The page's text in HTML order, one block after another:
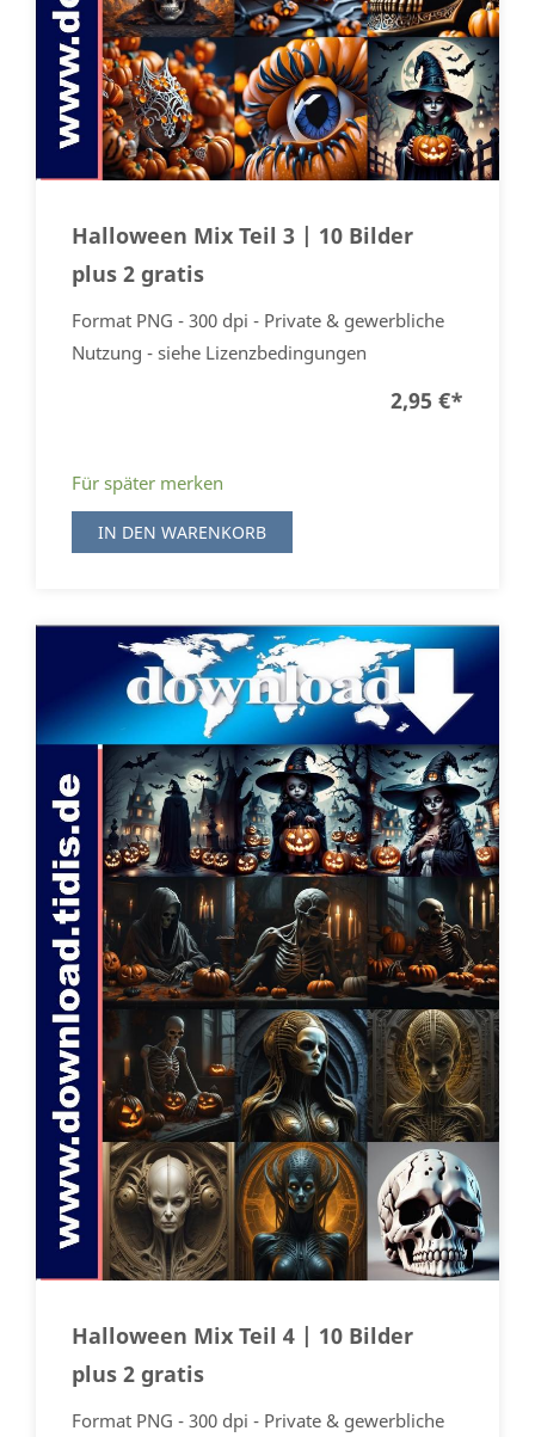
Halloween Mix Teil 3 | 10 Bilder
plus 2 gratis
Format PNG - 300 dpi - Private & gewerbliche
Nutzung - siehe Lizenzbedingungen
2,95 €*
Für später merken
IN DEN WARENKORB
Halloween Mix Teil 4 | 10 Bilder
plus 2 gratis
Format PNG - 300 dpi - Private & gewerbliche